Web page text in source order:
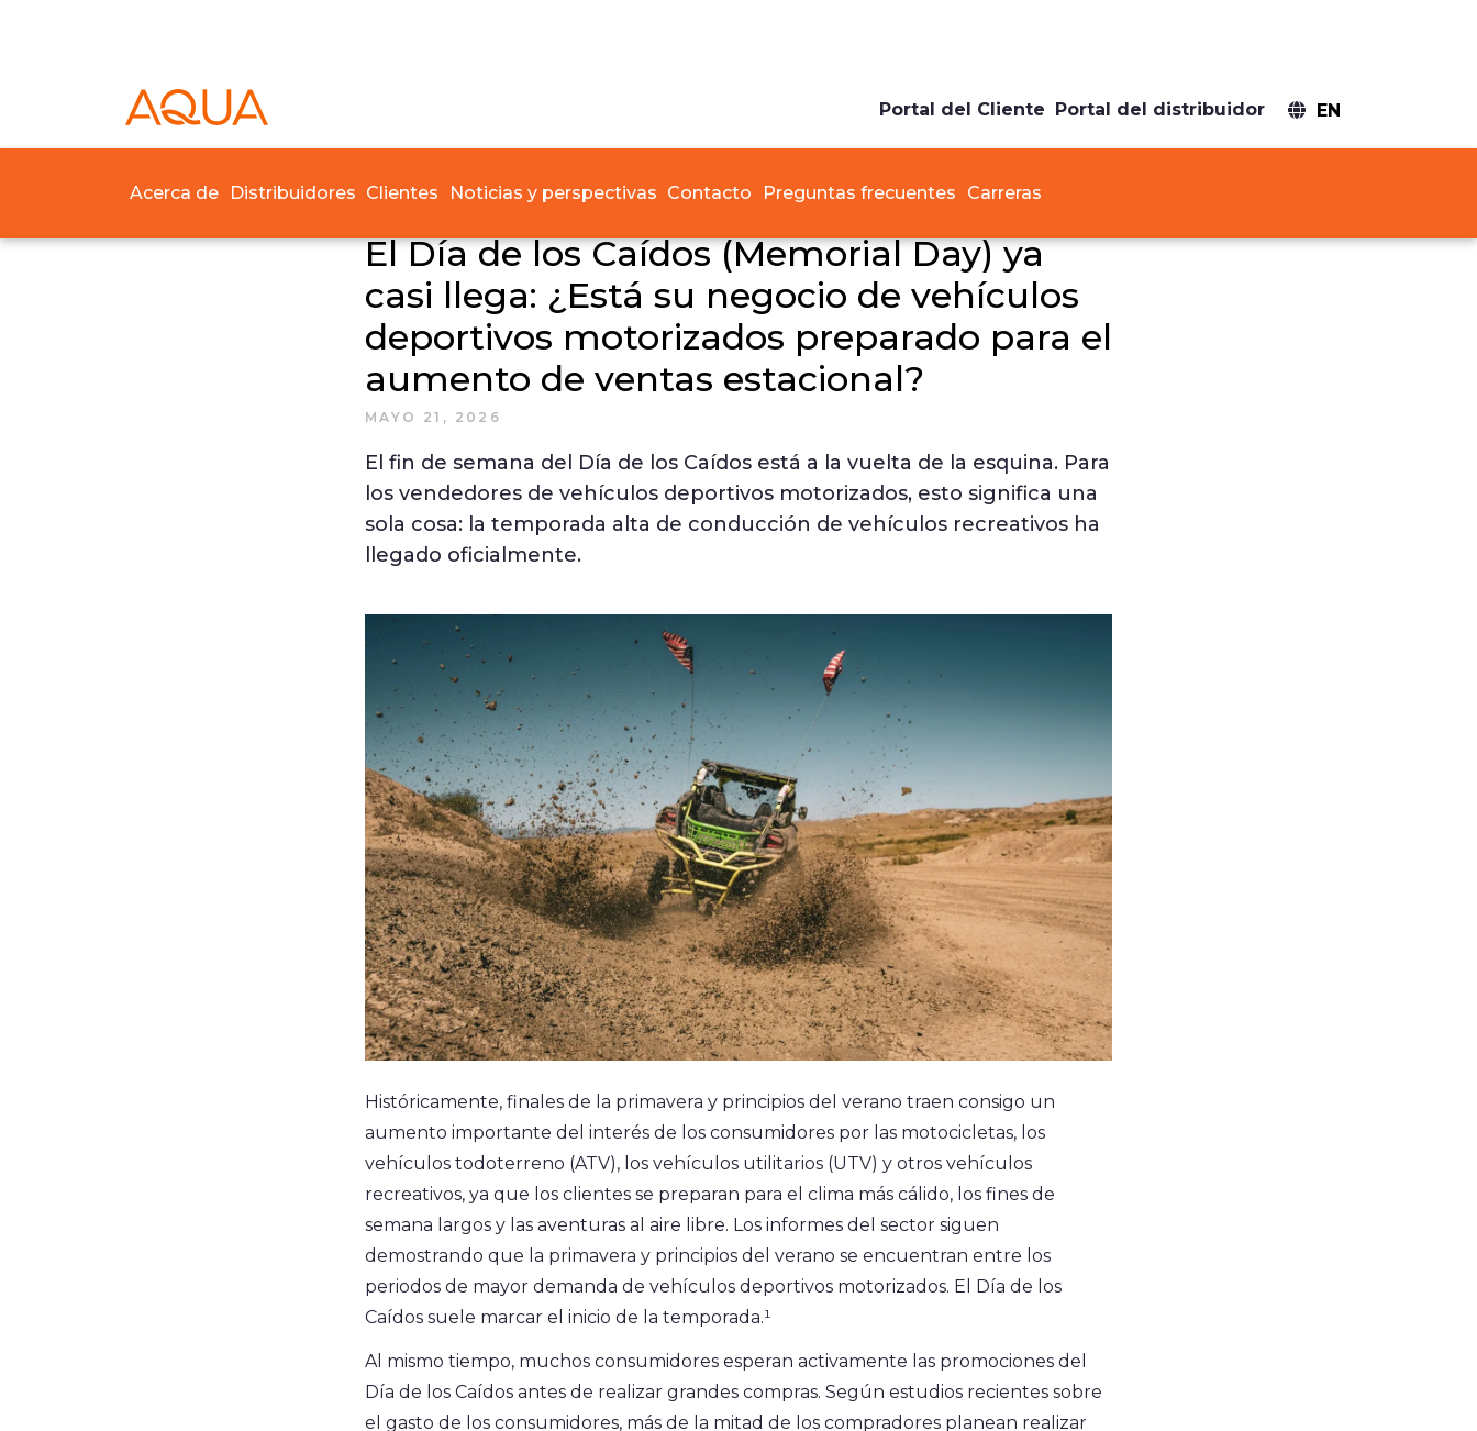
Acerca de Distribuidores Preguntas frecuentes Carreras
El Día de los Caídos (Memorial Day) ya
casi llega: ¿Está su negocio de vehículos
deportivos motorizados preparado para el
aumento de ventas estacional?
MAYO 21, 2026
El fin de semana del Día de los Caídos está a la vuelta de la esquina. Para
los vendedores de vehículos deportivos motorizados, esto significa una
sola cosa: la temporada alta de conducción de vehículos recreativos ha
llegado oficialmente.
Históricamente, finales de la primavera y principios del verano traen consigo un
aumento importante del interés de los consumidores por las motocicletas, los
vehículos todoterreno (ATV), los vehículos utilitarios (UTV) y otros vehículos
recreativos, ya que los clientes se preparan para el clima más cálido, los fines de
semana largos y las aventuras al aire libre. Los informes del sector siguen
demostrando que la primavera y principios del verano se encuentran entre los
periodos de mayor demanda de vehículos deportivos motorizados. El Día de los
Caídos suele marcar el inicio de la temporada.¹
Al mismo tiempo, muchos consumidores esperan activamente las promociones del
Día de los Caídos antes de realizar grandes compras. Según estudios recientes sobre
el gasto de los consumidores, más de la mitad de los compradores planean realizar